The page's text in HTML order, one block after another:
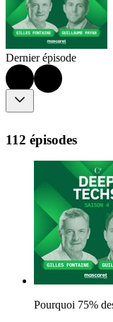
Dernier épisode
112 épisodes
Pourquoi 75%